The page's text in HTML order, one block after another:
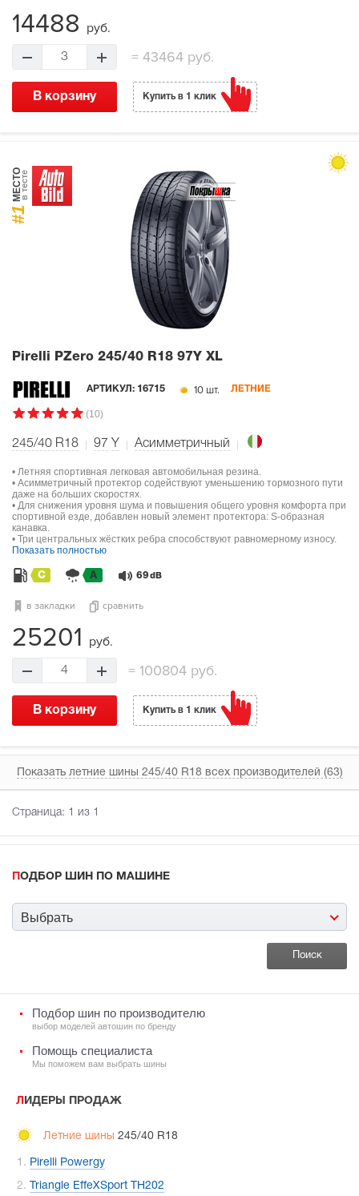
14488 руб.
3 = 43464 руб.
В корзину Купить в 1 клик
#1
МЕСТОв тесте
Pirelli PZero 245/40 R18 97Y XL
АРТИКУЛ: 16715 10 шт. ЛЕТНИЕ
(10)
245/40 R18 97 Y Асимметричный
• Летняя спортивная легковая автомобильная резина.
• Асимметричный протектор содействуют уменьшению тормозного пути
даже на больших скоростях.
• Для снижения уровня шума и повышения общего уровня комфорта при
спортивной езде, добавлен новый элемент протектора: S-образная
канавка.
• Три центральных жёстких ребра способствуют равномерному износу.
Показать полностью
C A 69 dB
в закладки сравнить
25201 руб.
4 = 100804 руб.
В корзину Купить в 1 клик
Показать летние шины 245/40 R18 всех производителей (63)
Страница: 1 из 1
ПОДБОР ШИН ПО МАШИНЕ
Выбрать
Подбор шин по производителю
выбор моделей автошин по бренду
Помощь специалиста
Мы поможем вам выбрать шины
ЛИДЕРЫ ПРОДАЖ
Летние шины 245/40 R18
Pirelli Powergy
Triangle EffeXSport TH202